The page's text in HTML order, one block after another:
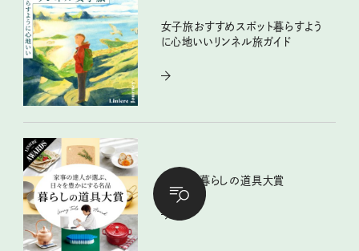
女子旅おすすめスポット暮らすよう
に心地いいリンネル旅ガイド
リンネル暮らしの道具大賞